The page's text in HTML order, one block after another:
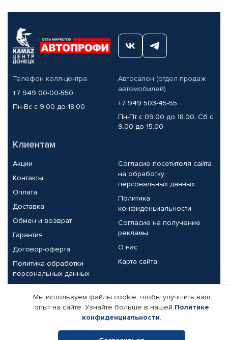
Телефон колл-центра
+7 949 00-00-550
Пн-Вс с 9.00 до 18.00
Автосалон (отдел продаж
автомобилей)
+7 949 503-45-55
Пн-Пт с 09.00 до 18.00, Сб с
9.00 до 15.00
Клиентам
Акции
Контакты
Оплата
Доставка
Обмен и возврат
Гарантия
Договор-оферта
Политика обработки
персональных данных
Согласие посетителя сайта
на обработку
персональных данных
Политика
конфиденциальности
Согласие на получение
рекламы
О нас
Карта сайта
Партнерам
Корпоративным клиентам
Поставщикам
Реквизиты компании
Мы используем файлы cookie, чтобы улучшить ваш
опыт на сайте. Узнайте больше в нашей Политике
конфиденциальности.